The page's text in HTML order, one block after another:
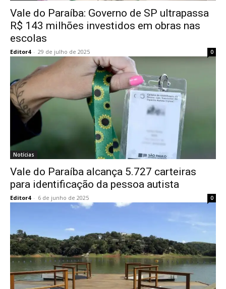
Vale do Paraíba: Governo de SP ultrapassa
R$ 143 milhões investidos em obras nas
escolas
Editor4 - 29 de julho de 2025 0
Notícias
Vale do Paraíba alcança 5.727 carteiras
para identificação da pessoa autista
Editor4 - 6 de junho de 2025 0